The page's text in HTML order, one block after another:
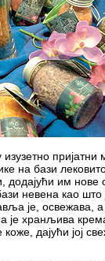
изузетно
на бази
им
невена као што
је, освежава,
хранљива
дајући јој